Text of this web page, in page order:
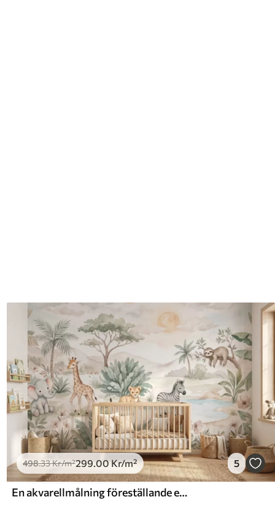
498.33Kr/m²299.00Kr/m² 5
En akvarellmålning föreställande en safariscen med djur i mjuka pastellfärger, med en giraff, en elefantunge, en zebra och en lejonunge